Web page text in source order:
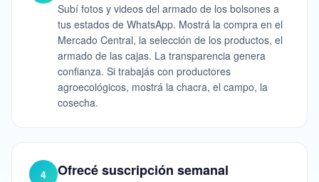
Subí fotos y videos del armado de los bolsones a
tus estados de WhatsApp. Mostrá la compra en el
Mercado Central, la selección de los productos, el
armado de las cajas. La transparencia genera
confianza. Si trabajás con productores
agroecológicos, mostrá la chacra, el campo, la
cosecha.
4 Ofrecé suscripción semanal